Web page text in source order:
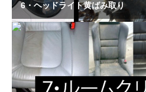
6・ヘッドライト黄ばみ取り